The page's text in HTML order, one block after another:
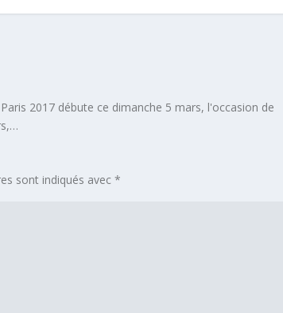
2017 débute ce dimanche 5 mars, l'occasion de
sont indiqués avec *